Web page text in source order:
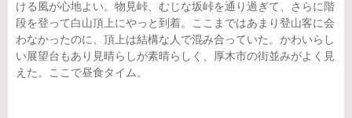
ける風が心地よい。物見峠、むじな坂峠を通り過ぎて、さらに階
段を登って白山頂上にやっと到着。ここまではあまり登山客に会
わなかったのに、頂上は結構な人で混み合っていた。かわいらし
い展望台もあり見晴らしが素晴らしく、厚木市の街並みがよく見
えた。ここで昼食タイム。